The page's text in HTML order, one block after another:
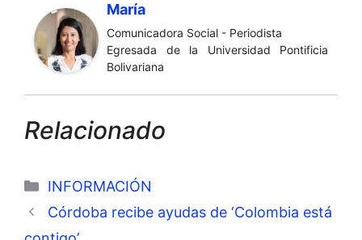
María
Comunicadora Social - Periodista
Egresada de la Universidad Pontificia
Bolivariana
Relacionado
Categorías
INFORMACIÓN
Córdoba recibe ayudas de ‘Colombia está